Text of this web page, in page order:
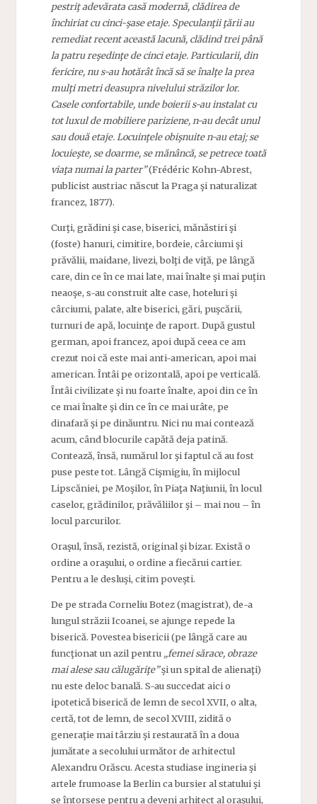
pestriţ adevărata casă modernă, clădirea de
închiriat cu cinci-şase etaje. Speculanţii ţării au
remediat recent această lacună, clădind trei până
la patru reşedinţe de cinci etaje. Particularii, din
fericire, nu s-au hotărât încă să se înalţe la prea
mulţi metri deasupra nivelului străzilor lor.
Casele confortabile, unde boierii s-au instalat cu
tot luxul de mobiliere pariziene, n-au decât unul
sau două etaje. Locuinţele obişnuite n-au etaj; se
locuieşte, se doarme, se mănâncă, se petrece toată
viaţa numai la parter”(Frédéric Kohn-Abrest,
publicist austriac născut la Praga şi naturalizat
francez, 1877).
Curţi, grădini şi case, biserici, mănăstiri şi
(foste) hanuri, cimitire, bordeie, cârciumi şi
prăvălii, maidane, livezi, bolţi de viţă, pe lângă
care, din ce în ce mai late, mai înalte şi mai puţin
neaoşe, s-au construit alte case, hoteluri şi
cârciumi, palate, alte biserici, gări, puşcării,
turnuri de apă, locuinţe de raport. După gustul
german, apoi francez, apoi după ceea ce am
crezut noi că este mai anti-american, apoi mai
american. Întâi pe orizontală, apoi pe verticală.
Întâi civilizate şi nu foarte înalte, apoi din ce în
ce mai înalte şi din ce în ce mai urâte, pe
dinafară şi pe dinăuntru. Nici nu mai contează
acum, când blocurile capătă deja patină.
Contează, însă, numărul lor şi faptul că au fost
puse peste tot. Lângă Cişmigiu, în mijlocul
Lipscăniei, pe Moşilor, în Piaţa Naţiunii, în locul
caselor, grădinilor, prăvăliilor şi – mai nou – în
locul parcurilor.
Oraşul, însă, rezistă, original şi bizar. Există o
ordine a oraşului, o ordine a fiecărui cartier.
Pentru a le desluşi, citim poveşti.
De pe strada Corneliu Botez (magistrat), de-a
lungul străzii Icoanei, se ajunge repede la
biserică. Povestea bisericii (pe lângă care au
funcţionat un azil pentru „femei sărace, obraze
mai alese sau călugăriţe”şi un spital de alienaţi)
nu este deloc banală. S-au succedat aici o
ipotetică biserică de lemn de secol XVII, o alta,
certă, tot de lemn, de secol XVIII, zidită o
generaţie mai târziu şi restaurată în a doua
jumătate a secolului următor de arhitectul
Alexandru Orăscu. Acesta studiase ingineria şi
artele frumoase la Berlin ca bursier al statului şi
se întorsese pentru a deveni arhitect al oraşului,